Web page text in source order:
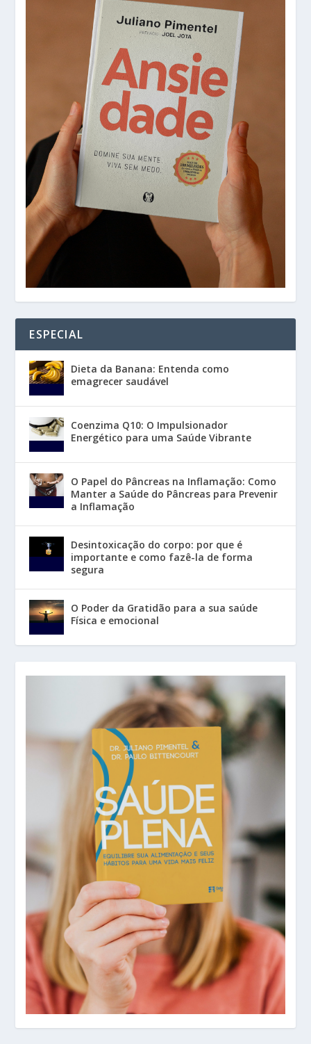
ESPECIAL
Dieta da Banana: Entenda como
emagrecer saudável
Coenzima Q10: O Impulsionador
Energético para uma Saúde Vibrante
O Papel do Pâncreas na Inflamação: Como
Manter a Saúde do Pâncreas para Prevenir
a Inflamação
Desintoxicação do corpo: por que é
importante e como fazê-la de forma
segura
O Poder da Gratidão para a sua saúde
Física e emocional